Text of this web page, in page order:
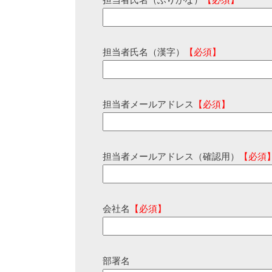
担当者氏名（漢字） 【必須】
担当者メールアドレス 【必須】
担当者メールアドレス（確認用） 【必須
会社名 【必須】
部署名